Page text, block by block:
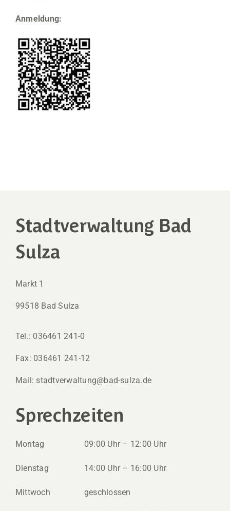
Anmeldung:
Stadtverwaltung Bad
Sulza
Markt 1
99518 Bad Sulza
Tel.: 036461 241-0
Fax: 036461 241-12
Mail: stadtverwaltung@bad-sulza.de
Sprechzeiten
Montag 09:00 Uhr – 12:00 Uhr
Dienstag 14:00 Uhr – 16:00 Uhr
Mittwoch geschlossen